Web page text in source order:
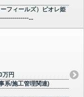
フィールズ）ピオレ姫
...
万円
系/施工管理関連)